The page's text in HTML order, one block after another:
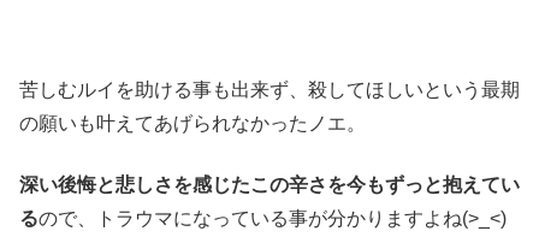
苦しむルイを助ける事も出来ず、殺してほしいという最期
の願いも叶えてあげられなかったノエ。
深い後悔と悲しさを感じたこの辛さを今もずっと抱えてい
るので、トラウマになっている事が分かりますよね(>_<)